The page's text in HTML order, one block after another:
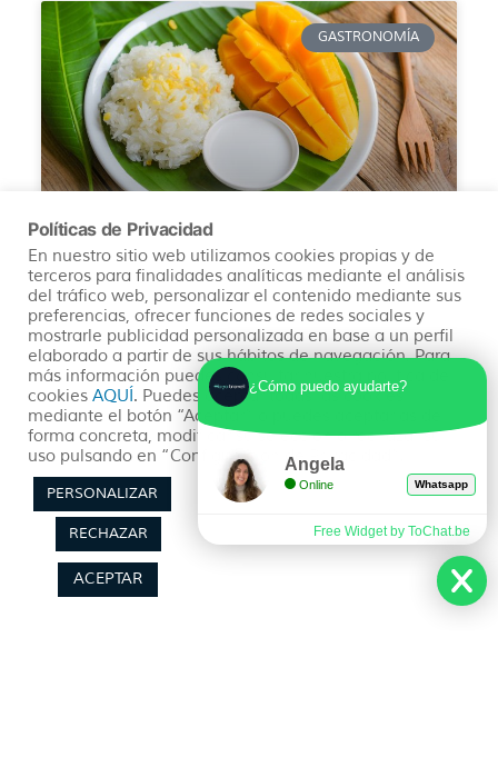
GASTRONOMÍA
Descubre los 10 Destinos
Gastronómicos Imperdibles
Explora 10 destinos culinarios fascinantes, desde
Tokio a Ciudad de México, saboreando platos
icónicos y experiencias gastronómicas únicas en
cada lugar.
READ MORE »
29/05/2024 No hay comentarios
Políticas de Privacidad
En nuestro sitio web utilizamos cookies propias y de
terceros para finalidades analíticas mediante el análisis
del tráfico web, personalizar el contenido mediante sus
preferencias, ofrecer funciones de redes sociales y
mostrarle publicidad personalizada en base a un perfil
elaborado a partir de sus hábitos de navegación. Para
más información puedes consultar nuestra política de
cookies AQUÍ. Puedes aceptar todas las cookies
mediante el botón “Aceptar” o puedes aceptarlas de
forma concreta, modificar su selección o rechazar su
uso pulsando en “Configuración de Privacidad”.
PERSONALIZAR
RECHAZAR
ACEPTAR
¿Cómo puedo ayudarte?
Angela
Online Whatsapp
Free Widget by ToChat.be